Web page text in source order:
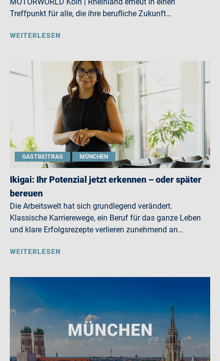
Treffpunkt für alle, die ihre berufliche Zukunft…
WEITERLESEN
GASTBEITRAG MÜNCHEN
Ikigai: Ihr Potenzial jetzt erkennen – oder später
bereuen
Die Arbeitswelt hat sich grundlegend verändert.
Klassische Karrierewege, ein Beruf für das ganze Leben
und klare Erfolgsrezepte verlieren zunehmend an…
WEITERLESEN